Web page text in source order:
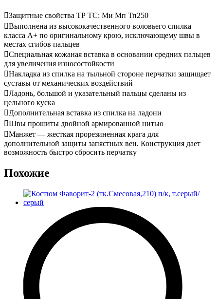
Защитные свойства ТР ТС: Ми Мп Тп250
Выполнена из высококачественного воловьего спилка
класса А+ по оригинальному крою, исключающему швы в
местах сгибов пальцев
Специальная кожаная вставка в основании средних пальцев
для увеличения износостойкости
Накладка из спилка на тыльной стороне перчатки защищает
суставы от механических воздействий
Ладонь, большой и указательный пальцы сделаны из
цельного куска
Дополнительная вставка из спилка на ладони
Швы прошиты двойной армированной нитью
Манжет — жесткая прорезиненная крага для
дополнительной защиты запястных вен. Конструкция дает
возможность быстро сбросить перчатку
Похожие